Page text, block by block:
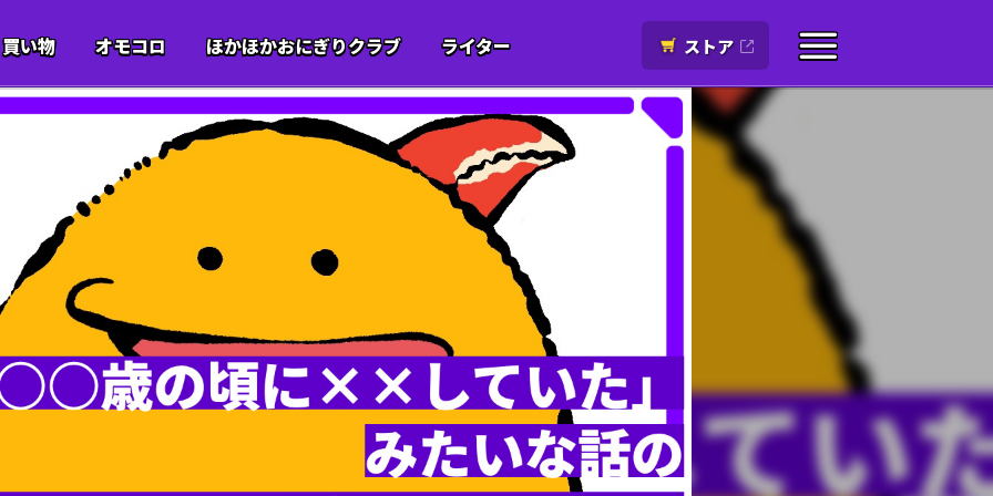
買い物 オモコロ ほかほかおにぎりクラブ ライター ストア